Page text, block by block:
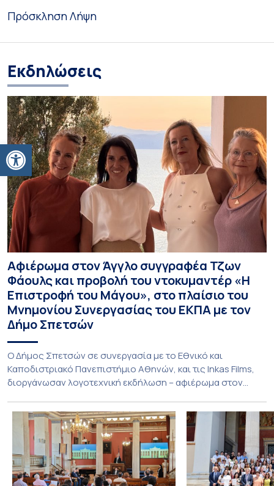
Ανοίξτε τη γραμμή εργαλείων
ΠρόσκλησηΛήψη
Εκδηλώσεις
Αφιέρωμα στον Άγγλο συγγραφέα Τζων
Φάουλς και προβολή του ντοκυμαντέρ «Η
Επιστροφή του Μάγου», στο πλαίσιο του
Μνημονίου Συνεργασίας του ΕΚΠΑ με τον
Δήμο Σπετσών
Ο Δήμος Σπετσών σε συνεργασία με το Εθνικό και
Καποδιστριακό Πανεπιστήμιο Αθηνών, και τις Inkas Films,
διοργάνωσαν λογοτεχνική εκδήλωση – αφιέρωμα στον
20ού αιώνα, με την προβολή του ντοκυμαντέρ «Η
επιστροφή του Μάγου». Η εκδήλωση διοργανώθηκε στο
πλαίσιο της συνεργασίας του Δήμου Σπετσών και του
Εθνικού και Καποδιστριακού […]